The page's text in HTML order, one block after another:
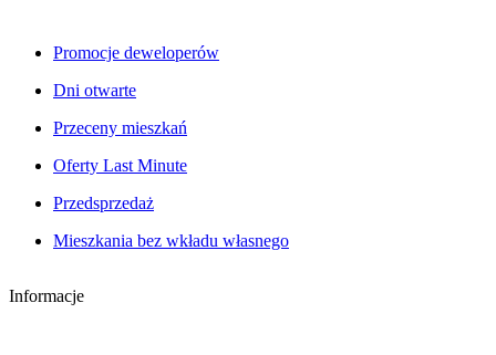
Promocje deweloperów
Dni otwarte
Przeceny mieszkań
Oferty Last Minute
Przedsprzedaż
Mieszkania bez wkładu własnego
Informacje